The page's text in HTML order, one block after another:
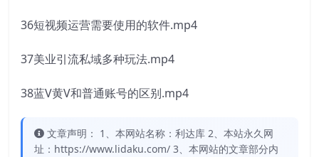
36短视频运营需要使用的软件.mp4
37美业引流私域多种玩法.mp4
38蓝V黄V和普通账号的区别.mp4
文章声明： 1、本网站名称：利达库 2、本站永久网
址：https://www.lidaku.com/ 3、本网站的文章部分内